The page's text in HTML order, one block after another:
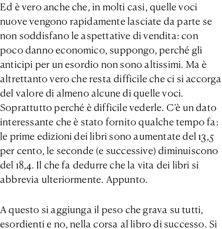
Ed è vero anche che, in molti casi, quelle voci
nuove vengono rapidamente lasciate da parte se
non soddisfano le aspettative di vendita: con
poco danno economico, suppongo, perché gli
anticipi per un esordio non sono altissimi. Ma è
altrettanto vero che resta difficile che ci si accorga
del valore di almeno alcune di quelle voci.
Soprattutto perché è difficile vederle. C’è un dato
interessante che è stato fornito qualche tempo fa:
le prime edizioni dei libri sono aumentate del 13,5
per cento, le seconde (e successive) diminuiscono
del 18,4. Il che fa dedurre che la vita dei libri si
abbrevia ulteriormente. Appunto.
A questo si aggiunga il peso che grava su tutti,
esordienti e no, nella corsa al libro di successo. Si